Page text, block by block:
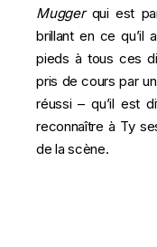
Mugger qui est
brillant en ce qu’il
pieds à tous ces
pris de cours par
réussi – qu’il est
reconnaître à Ty
de la scène.